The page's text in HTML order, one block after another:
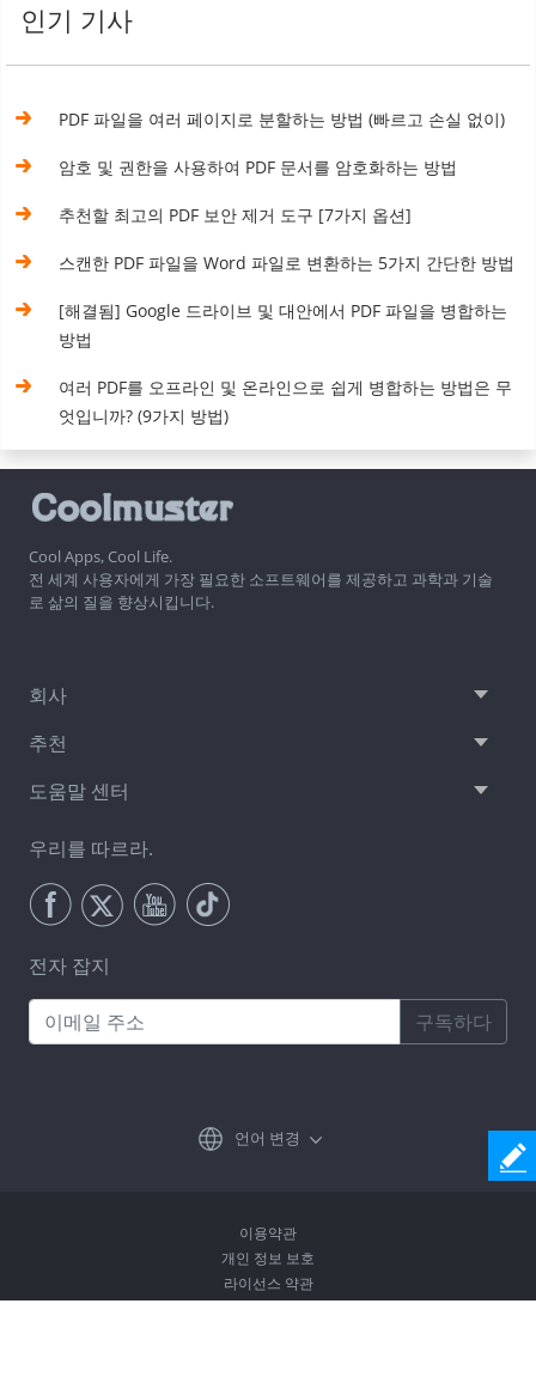
인기 기사
PDF 파일을 여러 페이지로 분할하는 방법 (빠르고 손실 없이)
암호 및 권한을 사용하여 PDF 문서를 암호화하는 방법
추천할 최고의 PDF 보안 제거 도구 [7가지 옵션]
스캔한 PDF 파일을 Word 파일로 변환하는 5가지 간단한 방법
[해결됨] Google 드라이브 및 대안에서 PDF 파일을 병합하는
방법
여러 PDF를 오프라인 및 온라인으로 쉽게 병합하는 방법은 무
엇입니까? (9가지 방법)
Cool Apps, Cool Life.
전 세계 사용자에게 가장 필요한 소프트웨어를 제공하고 과학과 기술
로 삶의 질을 향상시킵니다.
회사
추천
도움말 센터
우리를 따르라.
전자 잡지
구독하다
언어 변경
이용약관
개인 정보 보호
라이선스 약관